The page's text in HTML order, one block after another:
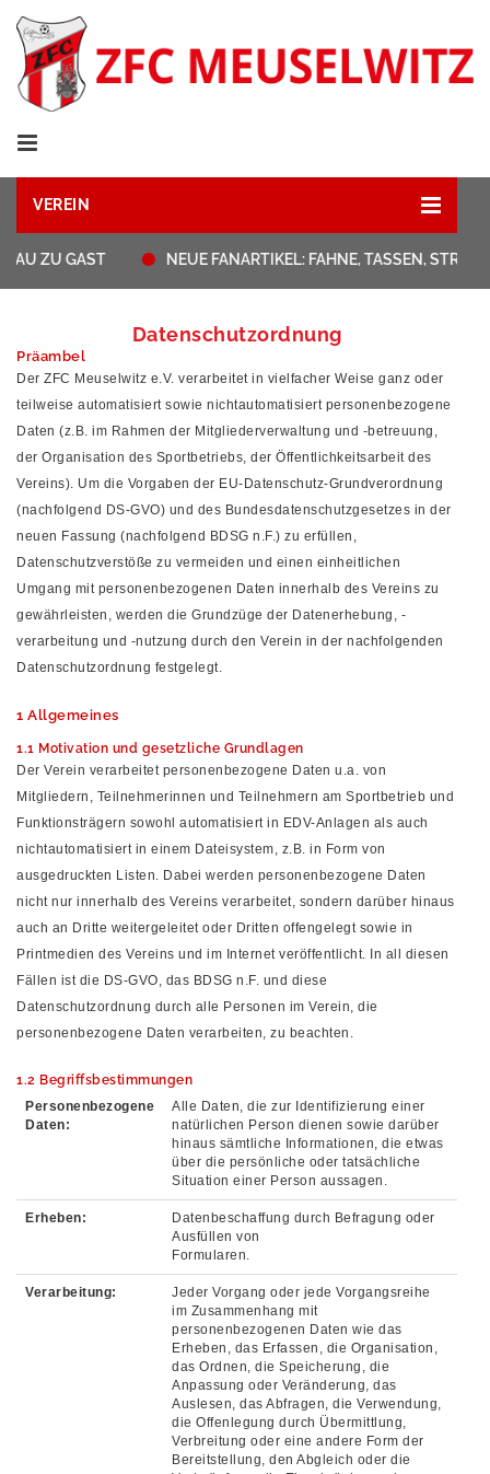
VEREIN
ZU GAST NEUE FANARTIKEL: FAHNE, TASSEN,
Datenschutzordnung
Präambel
Der ZFC Meuselwitz e.V. verarbeitet in vielfacher Weise ganz oder
teilweise automatisiert sowie nichtautomatisiert personenbezogene
Daten (z.B. im Rahmen der Mitgliederverwaltung und -betreuung,
der Organisation des Sportbetriebs, der Öffentlichkeitsarbeit des
Vereins). Um die Vorgaben der EU-Datenschutz-Grundverordnung
(nachfolgend DS-GVO) und des Bundesdatenschutzgesetzes in der
neuen Fassung (nachfolgend BDSG n.F.) zu erfüllen,
Datenschutzverstöße zu vermeiden und einen einheitlichen
Umgang mit personenbezogenen Daten innerhalb des Vereins zu
gewährleisten, werden die Grundzüge der Datenerhebung, -
verarbeitung und -nutzung durch den Verein in der nachfolgenden
Datenschutzordnung festgelegt.
1 Allgemeines
1.1 Motivation und gesetzliche Grundlagen
Der Verein verarbeitet personenbezogene Daten u.a. von
Mitgliedern, Teilnehmerinnen und Teilnehmern am Sportbetrieb und
Funktionsträgern sowohl automatisiert in EDV-Anlagen als auch
nichtautomatisiert in einem Dateisystem, z.B. in Form von
ausgedruckten Listen. Dabei werden personenbezogene Daten
nicht nur innerhalb des Vereins verarbeitet, sondern darüber hinaus
auch an Dritte weitergeleitet oder Dritten offengelegt sowie in
Printmedien des Vereins und im Internet veröffentlicht. In all diesen
Fällen ist die DS-GVO, das BDSG n.F. und diese
Datenschutzordnung durch alle Personen im Verein, die
personenbezogene Daten verarbeiten, zu beachten.
1.2 Begriffsbestimmungen
Personenbezogene
Daten:
Alle Daten, die zur Identifizierung einer
natürlichen Person dienen sowie darüber
hinaus sämtliche Informationen, die etwas
über die persönliche oder tatsächliche
Situation einer Person aussagen.
Erheben:
Datenbeschaffung durch Befragung oder
Ausfüllen von
Formularen.
Verarbeitung:
Jeder Vorgang oder jede Vorgangsreihe
im Zusammenhang mit
personenbezogenen Daten wie das
Erheben, das Erfassen, die Organisation,
das Ordnen, die Speicherung, die
Anpassung oder Veränderung, das
Auslesen, das Abfragen, die Verwendung,
die Offenlegung durch Übermittlung,
Verbreitung oder eine andere Form der
Bereitstellung, den Abgleich oder die